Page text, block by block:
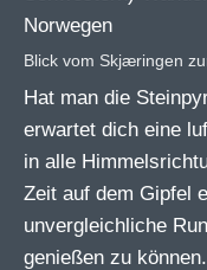
Blick vom Skjæringen
Hat man die
erwartet dich eine
in alle
Zeit auf dem Gipfel
unvergleichliche
genießen zu können.